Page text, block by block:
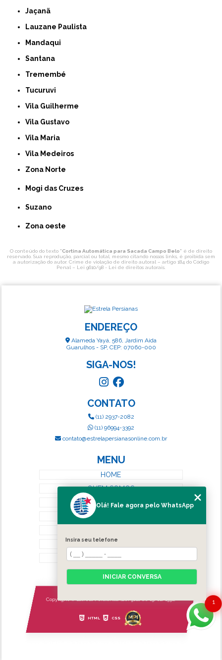
Jaçanã
Lauzane Paulista
Mandaqui
Santana
Tremembé
Tucuruvi
Vila Guilherme
Vila Gustavo
Vila Maria
Vila Medeiros
Zona Norte
Mogi das Cruzes
Suzano
Zona oeste
O conteúdo do texto "Cortina Automática para Sacada Campo Belo" é de direito
reservado. Sua reprodução, parcial ou total, mesmo citando nossos links, é proibida sem
a autorização do autor. Crime de violação de direito autoral – artigo 184 do Código
Penal – Lei 9610/98 - Lei de direitos autorais
ENDEREÇO
Alameda Yayá, 586, Jardim Aida
Guarulhos - SP, CEP: 07060-000
SIGA-NOS!
CONTATO
(11) 2937-2082
(11) 96994-3392
contato@estrelapersianasonline.com.br
MENU
HOME
QUEM SOMOS
SERVIÇOS
CATEGORIAS
MAPA DO SITE
Copyright © Estrela Persianas. (Lei 9610 de 19/02/1998)
HTML CSS
1
Olá! Fale agora pelo WhatsApp
Insira seu telefone
INICIAR CONVERSA